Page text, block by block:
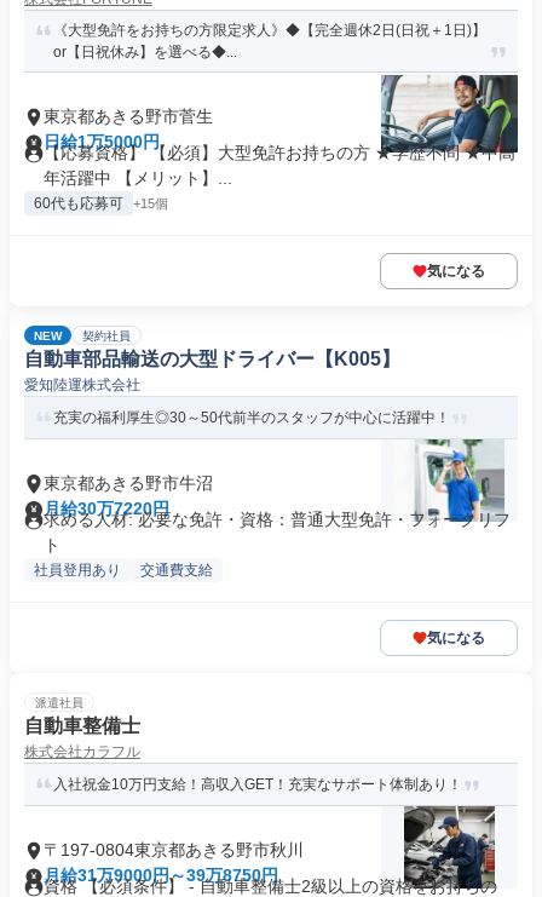
《大型免許をお持ちの方限定求人》◆【完全週休2日(日祝＋1日)】
or【日祝休み】を選べる◆...
東京都あきる野市菅生
日給1万5000円
【応募資格】 【必須】大型免許お持ちの方 ★学歴不問 ★中高
年活躍中 【メリット】...
60代も応募可 +15個
気になる
NEW 契約社員
自動車部品輸送の大型ドライバー【K005】
愛知陸運株式会社
充実の福利厚生◎30～50代前半のスタッフが中心に活躍中！
東京都あきる野市牛沼
月給30万7220円
求める人材: 必要な免許・資格：普通大型免許・フォークリフ
ト
社員登用あり 交通費支給
気になる
派遣社員
自動車整備士
株式会社カラフル
入社祝金10万円支給！高収入GET！充実なサポート体制あり！
〒197-0804東京都あきる野市秋川
月給31万9000円～39万8750円
資格 【必須条件】 - 自動車整備士2級以上の資格をお持ちの